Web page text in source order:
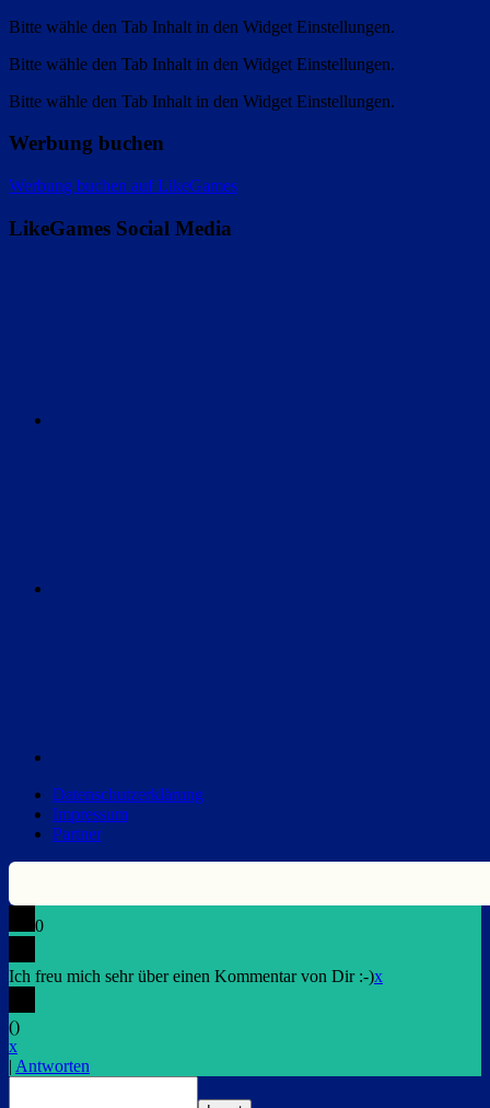
Bitte wähle den Tab Inhalt in den Widget Einstellungen.
Bitte wähle den Tab Inhalt in den Widget Einstellungen.
Bitte wähle den Tab Inhalt in den Widget Einstellungen.
Werbung buchen
Werbung buchen auf LikeGames
LikeGames Social Media
Datenschutzerklärung
Impressum
Partner
0
Ich freu mich sehr über einen Kommentar von Dir :-)x
()
x
| Antworten